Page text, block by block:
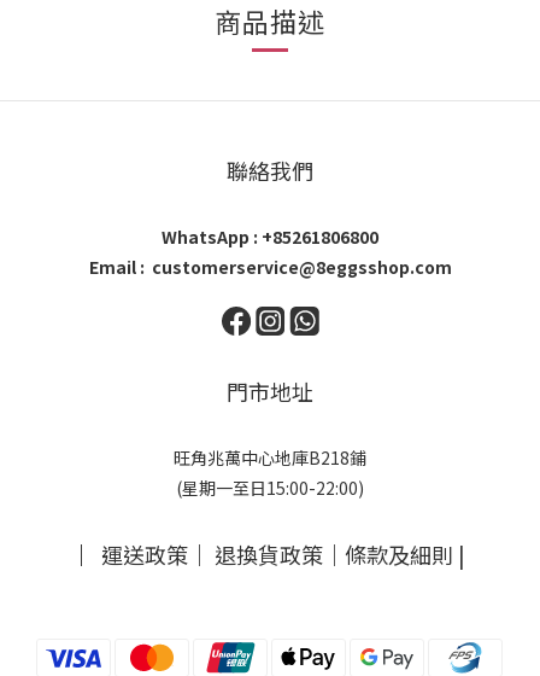
商品描述
聯絡我們
WhatsApp : +85261806800
Email : customerservice@8eggsshop.com
門市地址
旺角兆萬中心地庫B218鋪
(星期一至日15:00-22:00)
｜ 運送政策 ｜ 退換貨政策 ｜ 條款及細則 |